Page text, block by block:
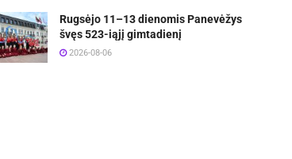
Rugsėjo 11–13 dienomis Panevėžys
švęs 523-iąjį gimtadienį
2026-08-06